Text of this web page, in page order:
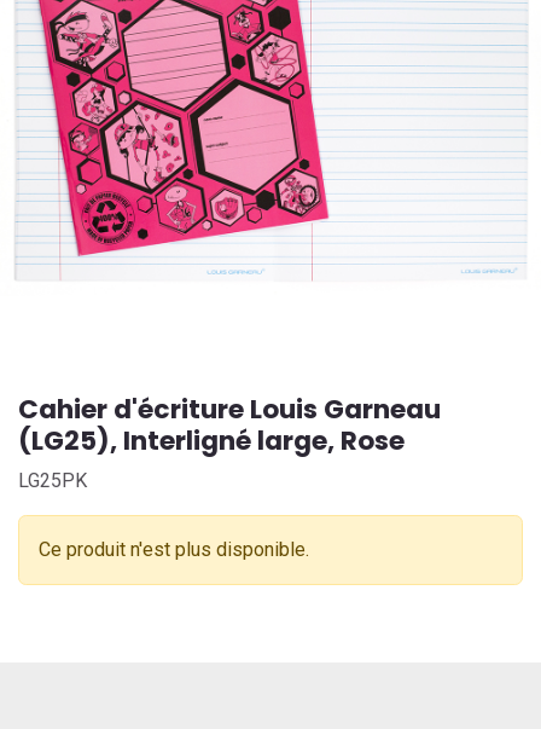
Cahier d'écriture Louis Garneau
(LG25), Interligné large, Rose
LG25PK
Ce produit n'est plus disponible.